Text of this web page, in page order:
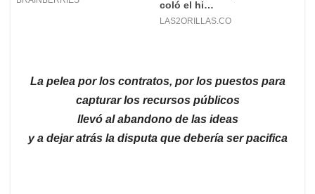
La pelea por los contratos, por los puestos para
capturar los recursos públicos
llevó al abandono de las ideas
y a dejar atrás la disputa que debería ser pacifica